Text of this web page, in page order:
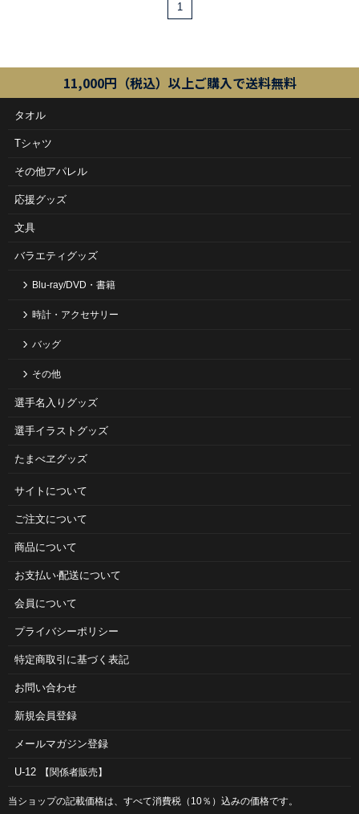
1
11,000円（税込）以上ご購入で送料無料
タオル
Tシャツ
その他アパレル
応援グッズ
文具
バラエティグッズ
Blu-ray/DVD・書籍
時計・アクセサリー
バッグ
その他
選手名入りグッズ
選手イラストグッズ
たまべヱグッズ
サイトについて
ご注⽂について
商品について
お⽀払い‧配送について
会員について
プライバシーポリシー
特定商取引に基づく表記
お問い合わせ
新規会員登録
メールマガジン登録
U-12 【関係者販売】
当ショップの記載価格は、すべて消費税（10％）込みの価格です。